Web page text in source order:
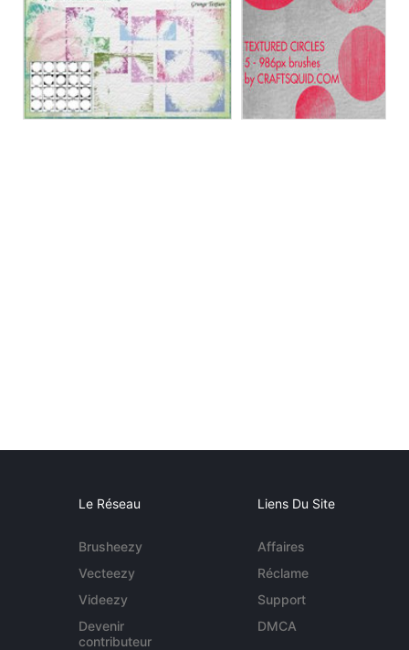
Le Réseau
Brusheezy
Vecteezy
Videezy
Devenir
contributeur
Liens Du Site
Affaires
Réclame
Support
DMCA